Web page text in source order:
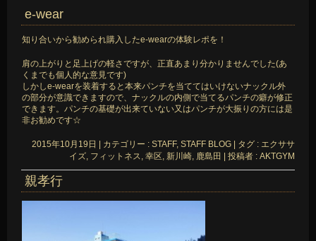
e-wear
知り合いから勧められ購入したe-wearの体験レポを！
肩の上がりと足上げの軽さですが、正直あまり分かりませんでした(あ
くまでも個人的な意見です)
しかしe-wearを装着すると本来パンチを当ててはいけないナックル外
の部分が意識できますので、ナックルの内側で当てるパンチの癖が修正
できます。パンチの基礎が出来ていない又はパンチが大振りの方には是
非お勧めです☆
2015年10月19日 カテゴリー : STAFF, STAFF BLOG タグ : エクササ
イズ, フィットネス, 幸区, 新川崎, 鹿島田 投稿者 : AKTGYM
親孝行